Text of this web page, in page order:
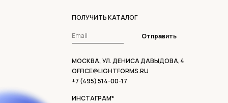
МОСКВА, УЛ. ДЕНИСА ДАВЫДОВА,4
ПОЛУЧИТЬ КАТАЛОГ
ИНСТАГРАМ*
+7 (495) 514-00-17
OFFICE@LIGHTFORMS.RU
Отправить